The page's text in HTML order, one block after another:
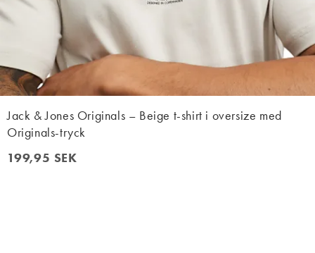
Jack & Jones Originals – Beige t-shirt i oversize med
Originals-tryck
199,95 SEK
199,95 SEK